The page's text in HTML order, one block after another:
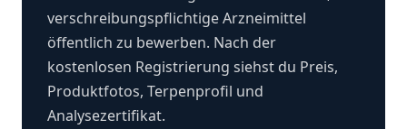
verschreibungspflichtige Arzneimittel
öffentlich zu bewerben. Nach der
kostenlosen Registrierung siehst du Preis,
Produktfotos, Terpenprofil und
Analysezertifikat.